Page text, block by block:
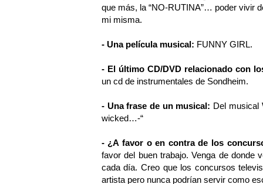
que más, la “NO-RUTINA”… poder vivir
mi misma.
- Una película musical: FUNNY GIRL.
- El último CD/DVD relacionado con
un cd de instrumentales de Sondheim.
- Una frase de un musical: Del musical
wicked…-“
- ¿A favor o en contra de los
favor del buen trabajo. Venga de donde
cada día. Creo que los concursos
artista pero nunca podrían servir como